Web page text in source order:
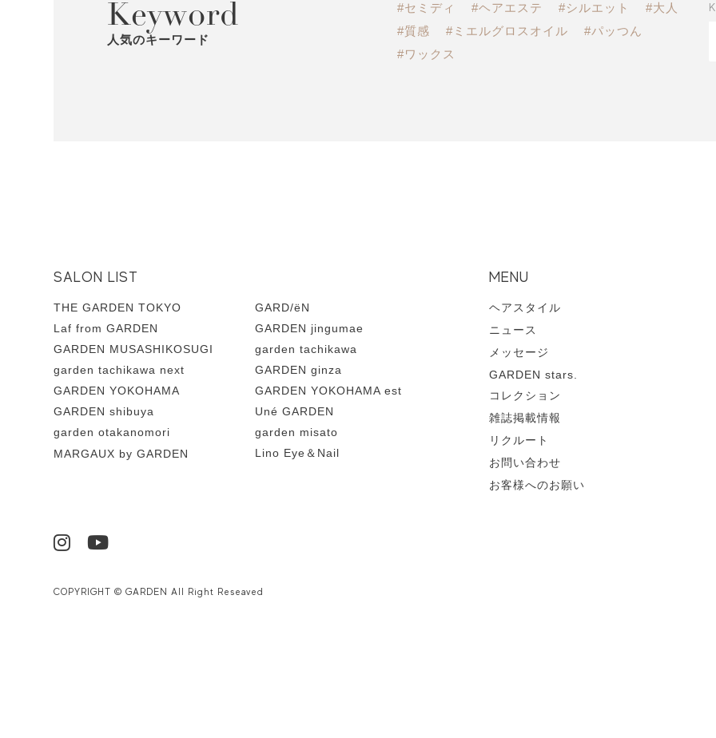
Keyword
人気のキーワード
#セミディ #ヘアエステ #シルエット
#大人
#質感
#ミエルグロスオイル
#パッつん
#ワックス
SALON LIST
THE GARDEN TOKYO
GARD/ëN
Laf from GARDEN
GARDEN jingumae
GARDEN MUSASHIKOSUGI
garden tachikawa
garden tachikawa next
GARDEN ginza
GARDEN YOKOHAMA
GARDEN YOKOHAMA est
GARDEN shibuya
Uné GARDEN
garden otakanomori
garden misato
MARGAUX by GARDEN
Lino Eye＆Nail
MENU
ヘアスタイル
ニュース
メッセージ
GARDEN stars.
コレクション
雑誌掲載情報
リクルート
お問い合わせ
お客様へのお願い
COPYRIGHT © GARDEN All Right Reseaved